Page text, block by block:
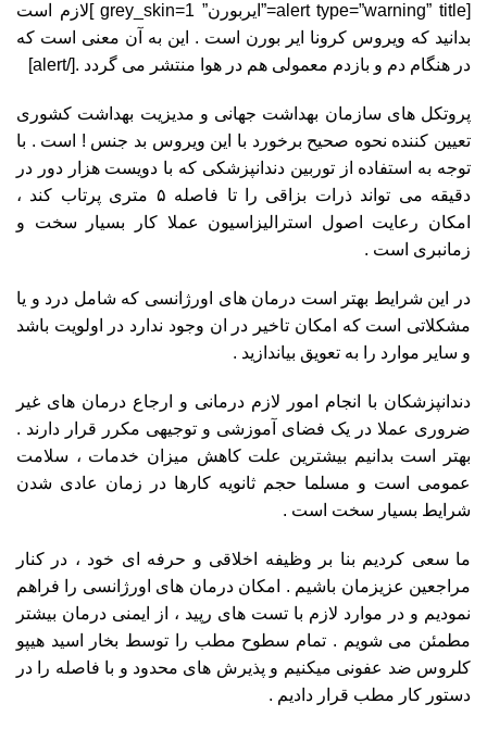
[alert type=”warning” title=”ایربورن” grey_skin=1 ]لازم است
بدانید که ویروس کرونا ایر بورن است . این به آن معنی است که
در هنگام دم و بازدم معمولی هم در هوا منتشر می گردد .[/alert]
پروتکل های سازمان بهداشت جهانی و مدیزیت بهداشت کشوری
تعیین کننده نحوه صحیح برخورد با این ویروس بد جنس ! است . با
توجه به استفاده از توربین دندانپزشکی که با دویست هزار دور در
دقیقه می تواند ذرات بزاقی را تا فاصله ۵ متری پرتاب کند ،
امکان رعایت اصول استرالیزاسیون عملا کار بسیار سخت و
زمانبری است .
در این شرایط بهتر است درمان های اورژانسی که شامل درد و یا
مشکلاتی است که امکان تاخیر در ان وجود ندارد در اولویت باشد
و سایر موارد را به تعویق بیاندازید .
دندانپزشکان با انجام امور لازم درمانی و ارجاع درمان های غیر
ضروری عملا در یک فضای آموزشی و توجیهی مکرر قرار دارند .
بهتر است بدانیم بیشترین علت کاهش میزان خدمات ، سلامت
عمومی است و مسلما حجم ثانویه کارها در زمان عادی شدن
شرایط بسیار سخت است .
ما سعی کردیم بنا بر وظیفه اخلاقی و حرفه ای خود ، در کنار
مراجعین عزیزمان باشیم . امکان درمان های اورژانسی را فراهم
نمودیم و در موارد لازم با تست های رپید ، از ایمنی درمان بیشتر
مطمئن می شویم . تمام سطوح مطب را توسط بخار
اسید هیپو
کلروس ضد عفونی میکنیم و پذیرش های محدود و با فاصله را در
دستور کار مطب قرار دادیم .